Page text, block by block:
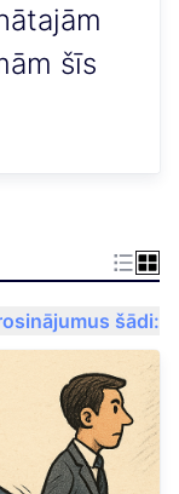
šīs
šādi: